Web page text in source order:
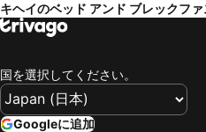
キヘイのベッド アンド ブレックファ
国を選択してください。
Googleに追加